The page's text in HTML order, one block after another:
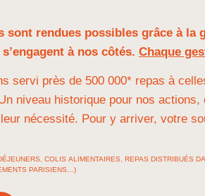
sont rendues possibles grâce à la
à nos côtés. Chaque
servi près de 500 000* repas à
niveau historique pour nos actions,
nécessité. Pour y arriver, votre
COLIS ALIMENTAIRES, REPAS DISTRIBUÉS
PARISIENS…)